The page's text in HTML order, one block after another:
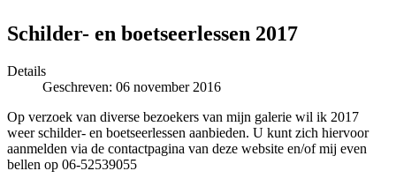
Schilder- en boetseerlessen 2017
Details
Geschreven: 06 november 2016
Op verzoek van diverse bezoekers van mijn galerie wil ik 2017
weer schilder- en boetseerlessen aanbieden. U kunt zich hiervoor
aanmelden via de contactpagina van deze website en/of mij even
bellen op 06-52539055